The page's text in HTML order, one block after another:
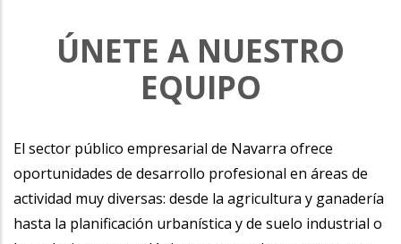
ÚNETE A NUESTRO
EQUIPO
El sector público empresarial de Navarra ofrece
oportunidades de desarrollo profesional en áreas de
actividad muy diversas: desde la agricultura y ganadería
hasta la planificación urbanística y de suelo industrial o